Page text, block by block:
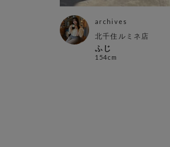
archives
北千住ルミネ店
ふじ
154cm